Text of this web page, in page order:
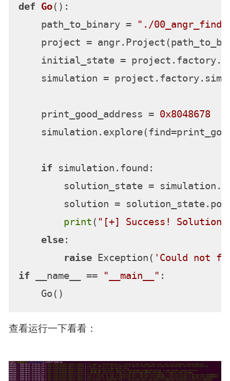
def Go():
    path_to_binary =
"./00_angr_find"
project =
initial_state =
simulation =
    print_good_address =
0x8048678
if simulation.found:
solution_state =
solution =
print ( "[+] Success!
else:
raise Exception( 'Could not
if __name__ == "__main__" :
查看运行一下看看：